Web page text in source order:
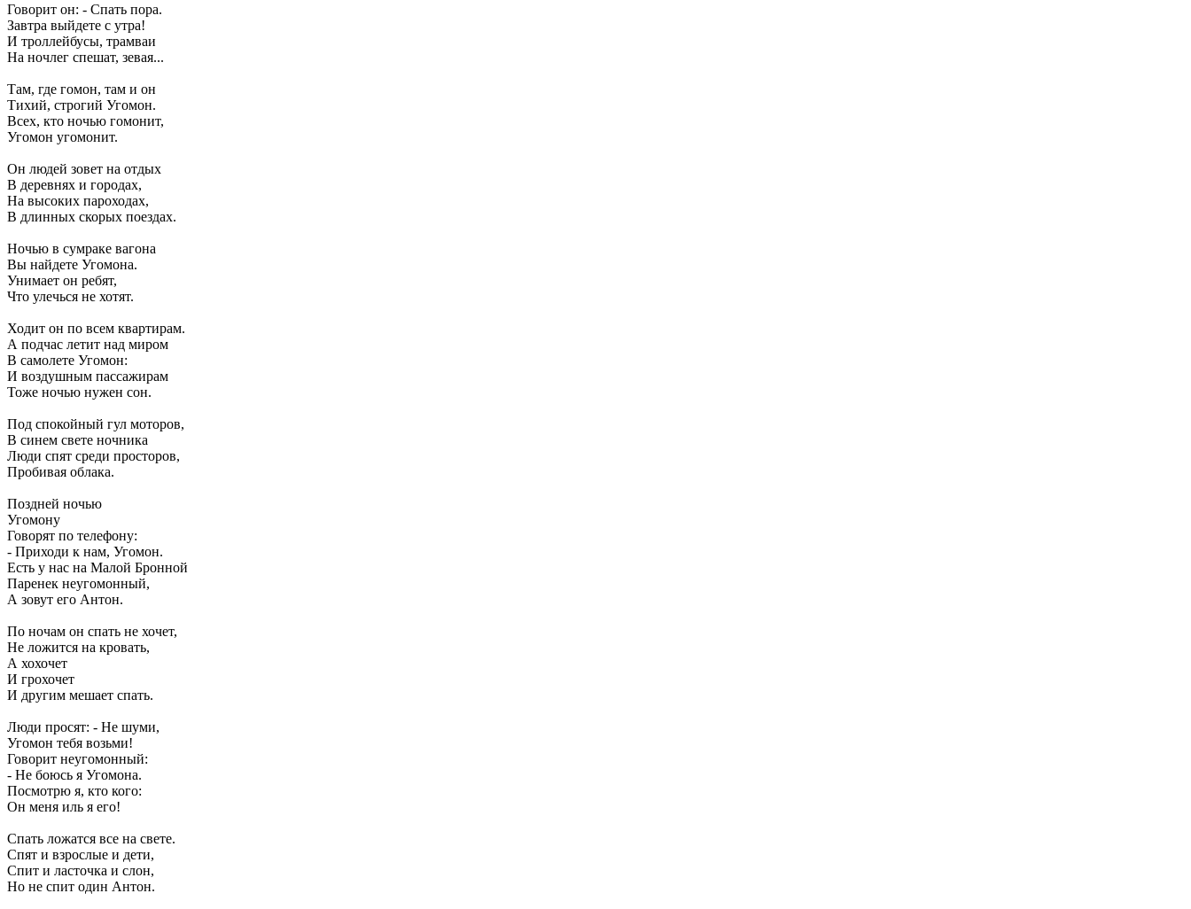
Говорит он: - Спать пора.
Завтра выйдете с утра!
И троллейбусы, трамваи
На ночлег спешат, зевая...
Там, где гомон, там и он
Тихий, строгий Угомон.
Всех, кто ночью гомонит,
Угомон угомонит.
Он людей зовет на отдых
В деревнях и городах,
На высоких пароходах,
В длинных скорых поездах.
Ночью в сумраке вагона
Вы найдете Угомона.
Унимает он ребят,
Что улечься не хотят.
Ходит он по всем квартирам.
А подчас летит над миром
В самолете Угомон:
И воздушным пассажирам
Тоже ночью нужен сон.
Под спокойный гул моторов,
В синем свете ночника
Люди спят среди просторов,
Пробивая облака.
Поздней ночью
Угомону
Говорят по телефону:
- Приходи к нам, Угомон.
Есть у нас на Малой Бронной
Паренек неугомонный,
А зовут его Антон.
По ночам он спать не хочет,
Не ложится на кровать,
А хохочет
И грохочет
И другим мешает спать.
Люди просят: - Не шуми,
Угомон тебя возьми!
Говорит неугомонный:
- Не боюсь я Угомона.
Посмотрю я, кто кого:
Он меня иль я его!
Спать ложатся все на свете.
Спят и взрослые и дети,
Спит и ласточка и слон,
Но не спит один Антон.